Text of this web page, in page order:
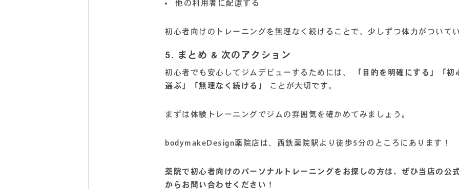
他の利用者に配慮する
初心者向けのトレーニングを無理なく続けることで、少しずつ体力がついて
5. まとめ & 次のアクション
初心者でも安心してジムデビューするためには、
「目的を明確にする」「
選ぶ」「無理なく続ける」
ことが大切です。
まずは体験トレーニングでジムの雰囲気を確かめてみましょう。
bodymakeDesign薬院店は、西鉄薬院駅より徒歩5分のところにあります！
薬院で初心者向けのパーソナルトレーニングをお探しの方は、ぜひ当店の公
からお問い合わせください！